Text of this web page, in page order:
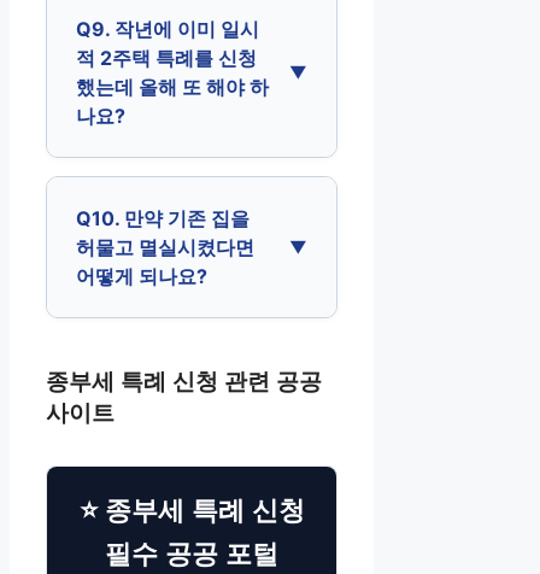
Q9. 작년에 이미 일시
적 2주택 특례를 신청
했는데 올해 또 해야 하
나요?
Q10. 만약 기존 집을
허물고 멸실시켰다면
어떻게 되나요?
종부세 특례 신청 관련 공공
사이트
⭐ 종부세 특례 신청
필수 공공 포털